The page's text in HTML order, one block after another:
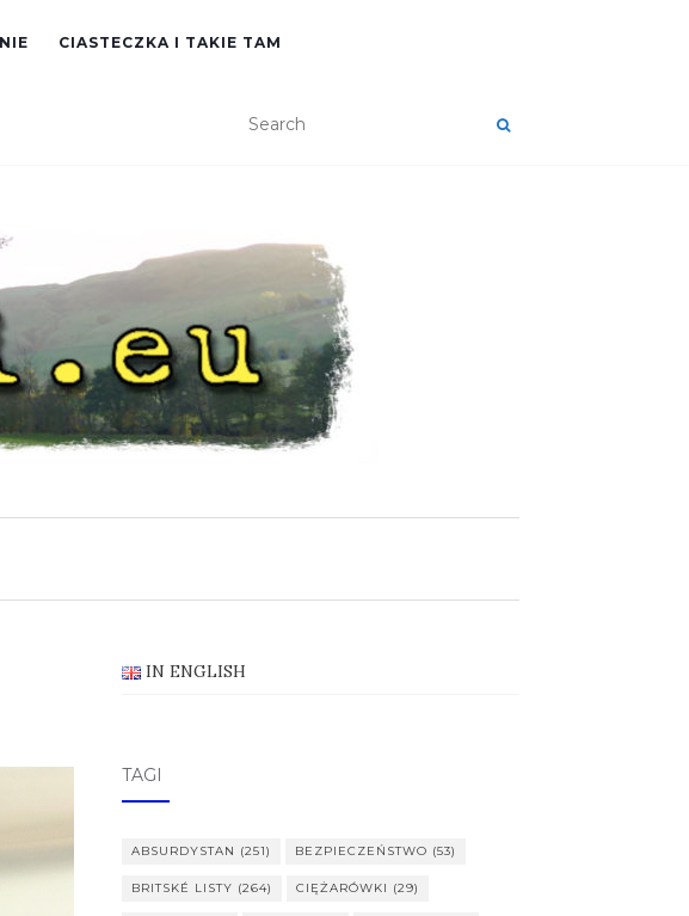
CIASTECZKA I TAKIE TAM
IN ENGLISH
TAGI
ABSURDYSTAN (251) BEZPIECZEŃSTWO (53)
BRITSKÉ LISTY (264) CIĘŻARÓWKI (29)